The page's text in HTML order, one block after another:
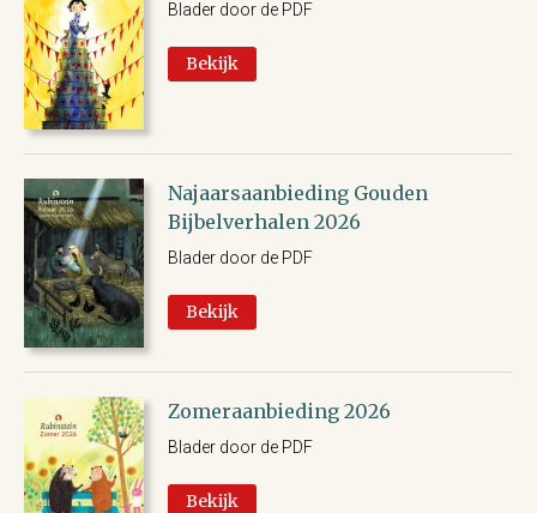
Blader door de PDF
Bekijk
Najaarsaanbieding Gouden
Bijbelverhalen 2026
Blader door de PDF
Bekijk
Zomeraanbieding 2026
Blader door de PDF
Bekijk